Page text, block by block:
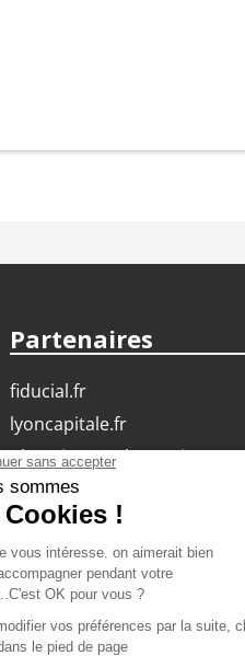
Partenaires
fiducial.fr
lyoncapitale.fr
olympique-et-lyonnais.com
L'application Iphone
/ Android
Téléchargez l'application